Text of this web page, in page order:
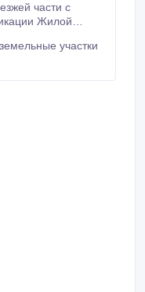
части с
Жилой
участки